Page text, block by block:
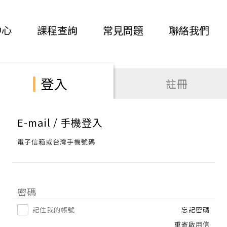
課程查詢 常見問題 聯絡我們
登入 註冊
E-mail / 手機登入
電子信箱或台灣手機號碼
密碼
記住我的帳號
忘記密碼
重寄啟用信